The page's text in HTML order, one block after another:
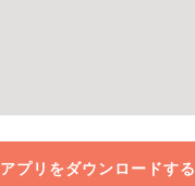
アプリをダウンロードする